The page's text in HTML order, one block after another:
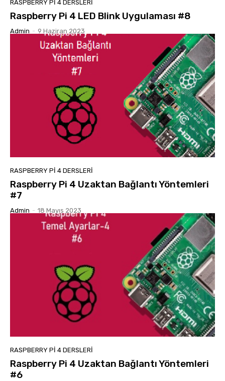
RASPBERRY PI 4 DERSLERI
Raspberry Pi 4 LED Blink Uygulaması #8
Admin - 9 Haziran 2023
RASPBERRY PI 4 DERSLERI
Raspberry Pi 4 Uzaktan Bağlantı Yöntemleri
#7
Admin - 18 Mayıs 2023
RASPBERRY PI 4 DERSLERI
Raspberry Pi 4 Uzaktan Bağlantı Yöntemleri
#6